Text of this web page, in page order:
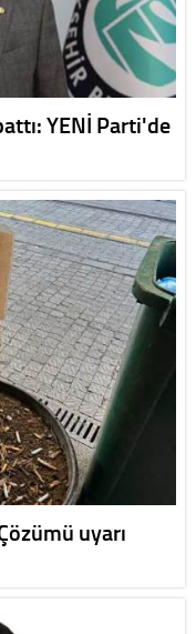
YENİ Parti'de
uyarı